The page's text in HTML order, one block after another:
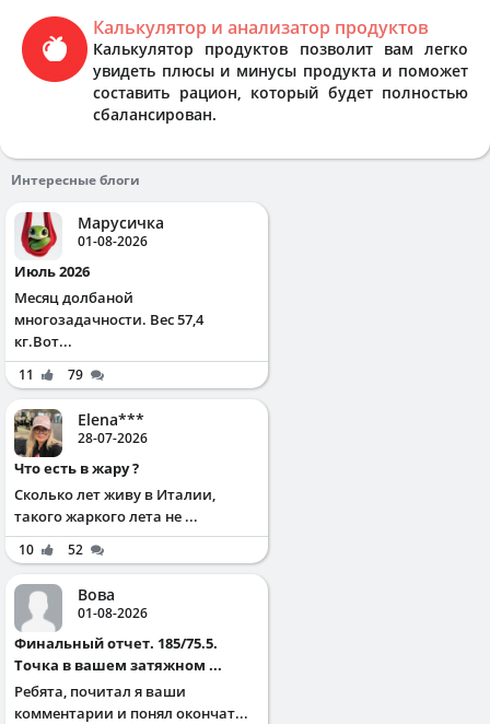
Калькулятор и анализатор продуктов
Калькулятор продуктов позволит вам легко
увидеть плюсы и минусы продукта и поможет
составить рацион, который будет полностью
сбалансирован.
Интересные блоги
Марусичка
01-08-2026
Июль 2026
Месяц долбаной
многозадачности. Вес 57,4
кг.Вот...
11 79
Elena***
28-07-2026
Что есть в жару ?
Сколько лет живу в Италии,
такого жаркого лета не ...
10 52
Вова
01-08-2026
Финальный отчет. 185/75.5.
Точка в вашем затяжном ...
Ребята, почитал я ваши
комментарии и понял окончат...